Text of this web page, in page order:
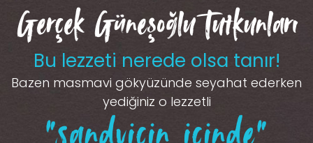
Gerçek Güneşoğlu Tutkunları
Bu lezzeti nerede olsa tanır!
Bazen masmavi gökyüzünde seyahat ederken
yediğiniz o lezzetli